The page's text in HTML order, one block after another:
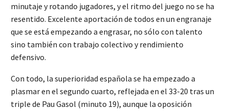
minutaje y rotando jugadores, y el ritmo del juego no se ha
resentido. Excelente aportación de todos en un engranaje
que se está empezando a engrasar, no sólo con talento
sino también con trabajo colectivo y rendimiento
defensivo.
Con todo, la superioridad española se ha empezado a
plasmar en el segundo cuarto, reflejada en el 33-20 tras un
triple de Pau Gasol (minuto 19), aunque la oposición